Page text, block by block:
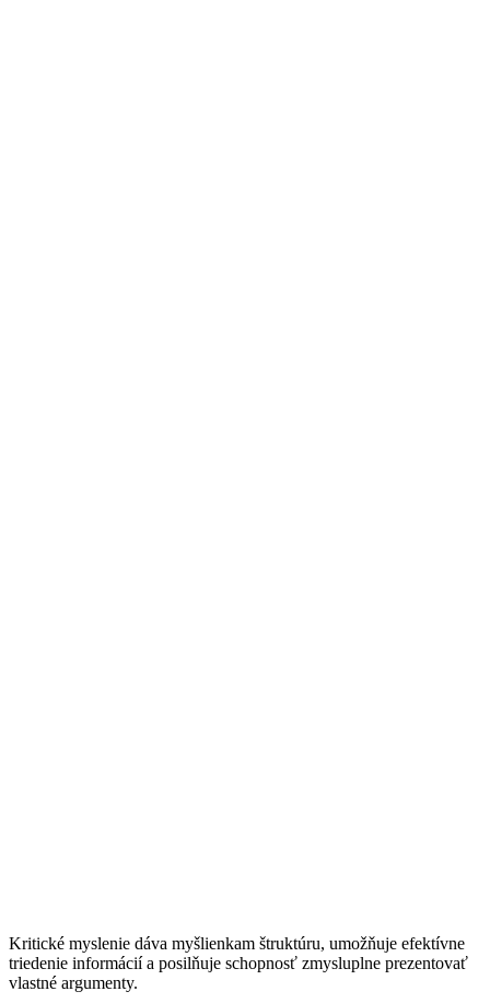
Kritické myslenie dáva myšlienkam štruktúru, umožňuje efektívne
triedenie informácií a posilňuje schopnosť zmysluplne prezentovať
vlastné argumenty.